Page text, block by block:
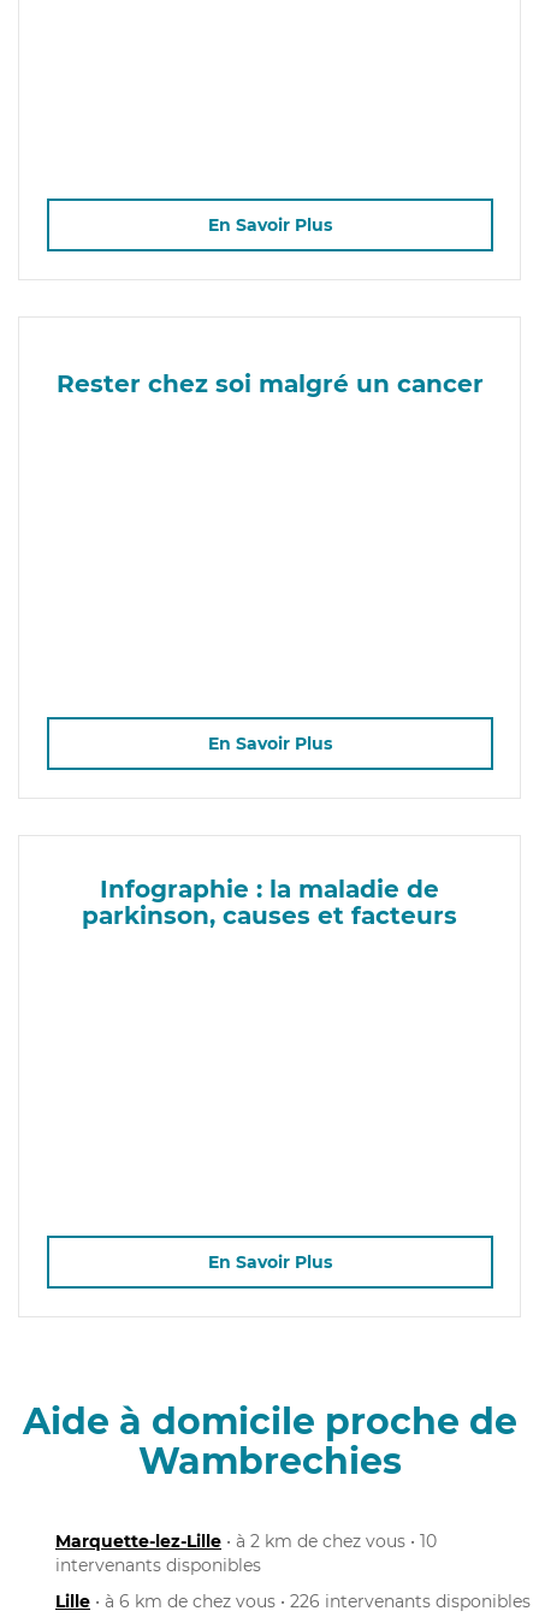
En Savoir Plus
Rester chez soi malgré un cancer
En Savoir Plus
Infographie : la maladie de
parkinson, causes et facteurs
En Savoir Plus
Aide à domicile proche de
Wambrechies
Marquette-lez-Lille • à 2 km de chez vous • 10
intervenants disponibles
Lille • à 6 km de chez vous • 226 intervenants disponibles